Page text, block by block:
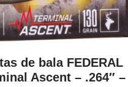
de bala FEDERAL
Ascent – .264″ –